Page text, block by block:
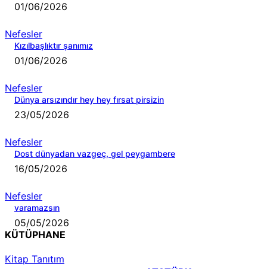
01/06/2026
Nefesler
Kızılbaşlıktır şanımız
01/06/2026
Nefesler
Dünya arsızındır hey hey fırsat pirsizin
23/05/2026
Nefesler
Dost dünyadan vazgeç, gel peygambere
16/05/2026
Nefesler
varamazsın
05/05/2026
KÜTÜPHANE
Kitap Tanıtım